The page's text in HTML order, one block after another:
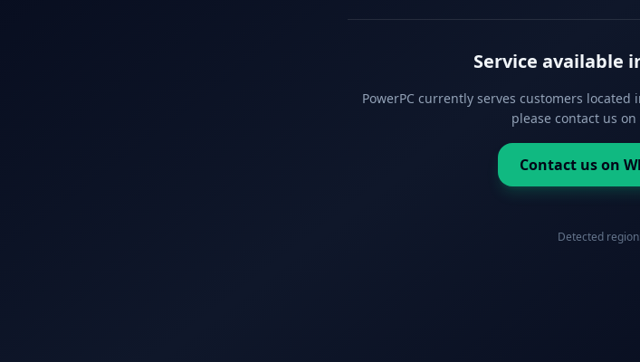
Service available
PowerPC currently serves customers
please contact us on
Contact us on
Detected